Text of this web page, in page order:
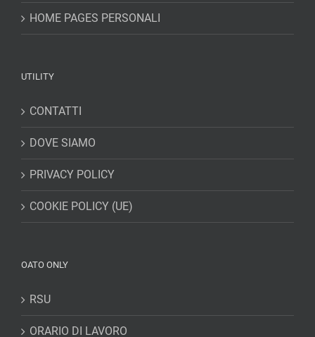
HOME PAGES PERSONALI
UTILITY
CONTATTI
DOVE SIAMO
PRIVACY POLICY
COOKIE POLICY (UE)
OATO ONLY
RSU
ORARIO DI LAVORO